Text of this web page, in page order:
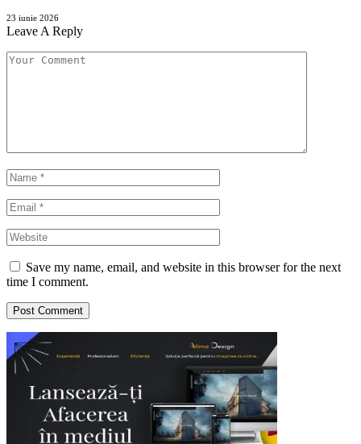
23 iunie 2026
Leave A Reply
Save my name, email, and website in this browser for the next
time I comment.